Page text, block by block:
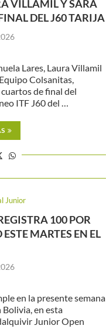
VILLAMIL Y SARA
DEL J60 TARIJA
Lares, Laura Villamil
Colsanitas,
de final del
ITF J60 del …
Junior
100 POR
MARTES EN EL
en la presente semana
en esta
Junior Open